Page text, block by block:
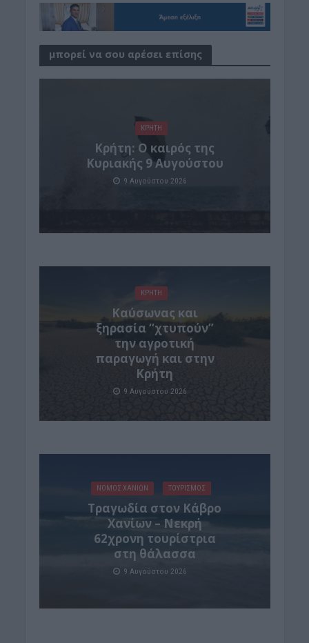
μπορεί να σου αρέσει επίσης
ΚΡΗΤΗ
Κρήτη: Ο καιρός της
Κυριακής 9 Αυγούστου
9 Αυγούστου 2026
ΚΡΗΤΗ
Καύσωνας και
ξηρασία “χτυπούν”
την αγροτική
παραγωγή και στην
Κρήτη
9 Αυγούστου 2026
ΝΟΜΌΣ ΧΑΝΊΩΝ ΤΟΥΡΙΣΜΟΣ
Τραγωδία στον Κάβρο
Χανίων – Νεκρή
62χρονη τουρίστρια
στη θάλασσα
9 Αυγούστου 2026